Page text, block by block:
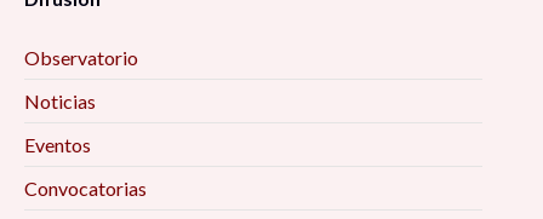
Observatorio
Noticias
Eventos
Convocatorias